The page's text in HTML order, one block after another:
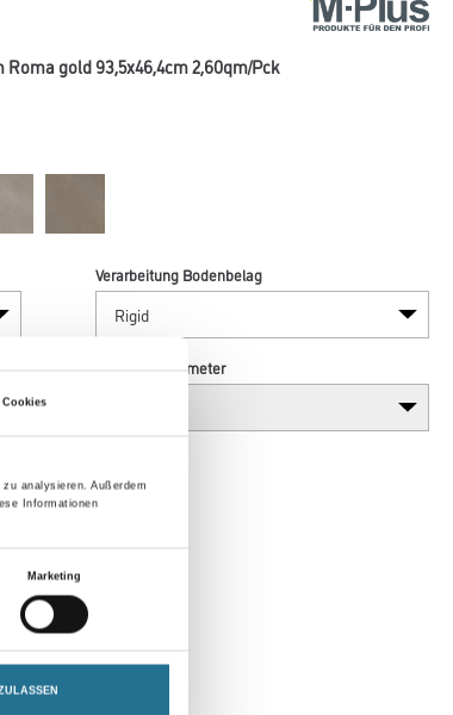
Cookies
analysieren. Außerdem
Informationen
Marketing
gold 93,5x46,4cm 2,60qm/Pck
Verarbeitung Bodenbelag
Breite in centimeter